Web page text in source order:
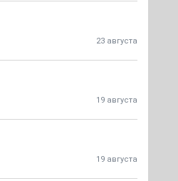
23 августа
19 августа
19 августа